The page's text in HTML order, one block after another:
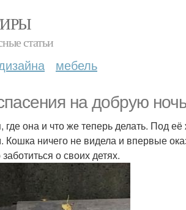
статьи
мебель
на добрую
она и что же теперь делать. Под
ничего не видела и впервые
о своих детях.